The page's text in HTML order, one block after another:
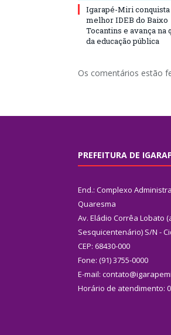
Igarapé-Miri conquista
melhor IDEB do Baixo
Tocantins e avança na
da educação pública
Os comentários estão
PREFEITURA DE
End.: Complexo
Quaresma
Av. Eládio Corrêa Lobato
Sesquicentenário) S/N -
CEP: 68430-000
Fone: (91) 3755-0000
E-mail:
Horário de atendimento: